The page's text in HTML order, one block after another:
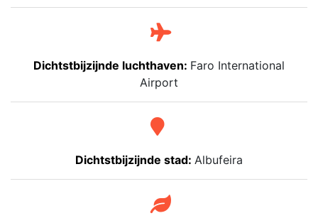
Dichtstbijzijnde luchthaven: Faro International
Airport
Dichtstbijzijnde stad: Albufeira